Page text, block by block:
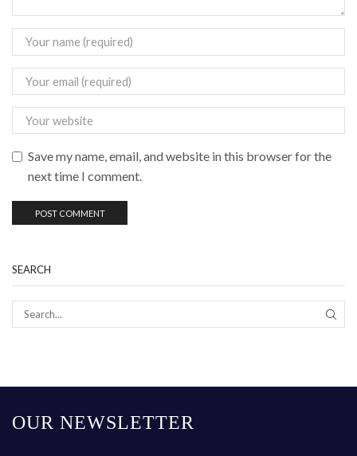
Save my name, email, and website in this browser for the
next time I comment.
SEARCH
OUR NEWSLETTER